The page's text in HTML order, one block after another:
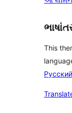
This
Русский